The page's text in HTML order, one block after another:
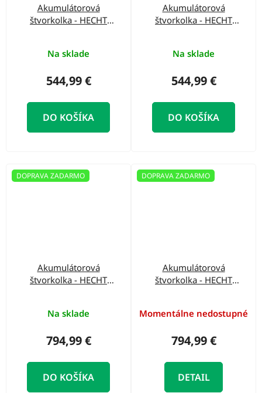
Akumulátorová
štvorkolka - HECHT
Na sklade
544,99 €
DO KOŠÍKA
Akumulátorová
štvorkolka - HECHT
Na sklade
544,99 €
DO KOŠÍKA
DOPRAVA ZADARMO
Akumulátorová
štvorkolka - HECHT
Na sklade
794,99 €
DO KOŠÍKA
DOPRAVA ZADARMO
Akumulátorová
štvorkolka - HECHT
Momentálne nedostupné
794,99 €
DETAIL